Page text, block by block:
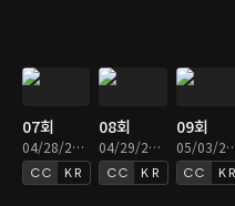
07회
04/28/2021 • 39분
KR
08회
04/29/2021 • 39분
KR
09회
05/03/
KR